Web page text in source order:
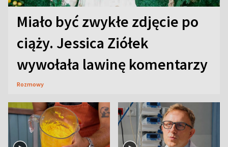
Miało być zwykłe zdjęcie po
ciąży. Jessica Ziółek
wywołała lawinę komentarzy
Rozmowy